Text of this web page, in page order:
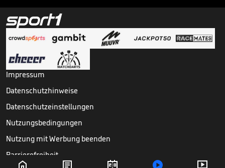
    
Impressum
Datenschutzhinweise
Datenschutzeinstellungen
Nutzungsbedingungen
Nutzung mit Werbung beenden
Barrierefreiheit